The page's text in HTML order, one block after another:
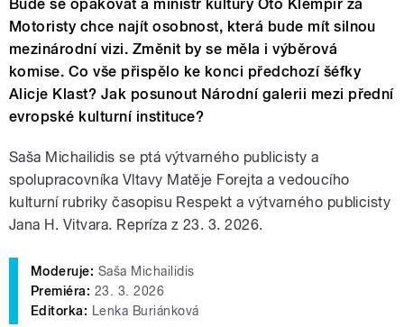
Bude se opakovat a ministr kultury Oto Klempíř za
Motoristy chce najít osobnost, která bude mít silnou
mezinárodní vizi. Změnit by se měla i výběrová
komise. Co vše přispělo ke konci předchozí šéfky
Alicje Klast? Jak posunout Národní galerii mezi přední
evropské kulturní instituce?
Saša Michailidis se ptá výtvarného publicisty a
spolupracovníka Vltavy Matěje Forejta a vedoucího
kulturní rubriky časopisu Respekt a výtvarného publicisty
Jana H. Vitvara. Repríza z 23. 3. 2026.
Moderuje: Saša Michailidis
Premiéra: 23. 3. 2026
Editorka: Lenka Buriánková